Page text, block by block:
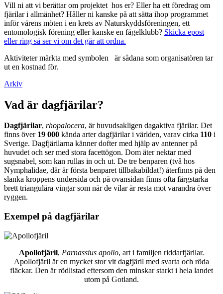
Vill ni att vi berättar om projektet hos er? Eller ha ett föredrag om
fjärilar i allmänhet? Håller ni kanske på att sätta ihop programmet
inför vårens möten i en krets av Naturskyddsföreningen, ett
entomologisk förening eller kanske en fågelklubb? Skicka epost
eller ring så ser vi om det går att ordna.
Aktiviteter märkta med symbolen
är sådana som organisatören tar
ut en kostnad för.
Arkiv
Vad är dagfjärilar?
Dagfjärilar, rhopalocera, är huvudsakligen dagaktiva fjärilar. Det
finns över 19 000 kända arter dagfjärilar i världen, varav cirka 110 i
Sverige. Dagfjärilarna känner dofter med hjälp av antenner på
huvudet och ser med stora facettögon. Dom äter nektar med
sugsnabel, som kan rullas in och ut. De tre benparen (två hos
Nymphalidae, där är första benparet tillbakabildat!) återfinns på den
slanka kroppens undersida och på ovansidan finns ofta färgstarka
brett triangulära vingar som när de vilar är resta mot varandra över
ryggen.
Exempel på dagfjärilar
Apollofjäril, Parnassius apollo, art i familjen riddarfjärilar.
Apollofjäril är en mycket stor vit dagfjäril med svarta och röda
fläckar. Den är rödlistad eftersom den minskar starkt i hela landet
utom på Gotland.